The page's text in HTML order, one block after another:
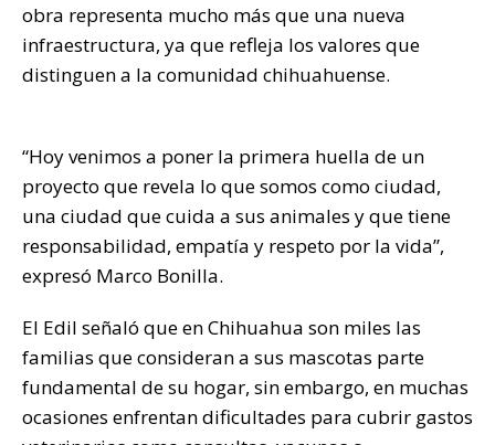
obra representa mucho más que una nueva
infraestructura, ya que refleja los valores que
distinguen a la comunidad chihuahuense.
“Hoy venimos a poner la primera huella de un
proyecto que revela lo que somos como ciudad,
una ciudad que cuida a sus animales y que tiene
responsabilidad, empatía y respeto por la vida”,
expresó Marco Bonilla.
El Edil señaló que en Chihuahua son miles las
familias que consideran a sus mascotas parte
fundamental de su hogar, sin embargo, en muchas
ocasiones enfrentan dificultades para cubrir gastos